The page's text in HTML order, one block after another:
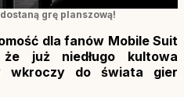
grę planszową!
dla fanów Mobile Suit
już niedługo kultowa
wkroczy do świata gier